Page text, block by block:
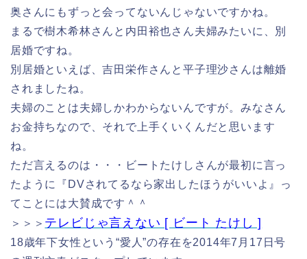
奥さんにもずっと会ってないんじゃないですかね。
まるで樹木希林さんと内田裕也さん夫婦みたいに、別
居婚ですね。
別居婚といえば、吉田栄作さんと平子理沙さんは離婚
されましたね。
夫婦のことは夫婦しかわからないんですが。みなさん
お金持ちなので、それで上手くいくんだと思います
ね。
ただ言えるのは・・・ビートたけしさんが最初に言っ
たように『DVされてるなら家出したほうがいいよ』っ
てことには大賛成です＾＾
＞＞＞ テレビじゃ言えない [ ビート たけし ]
18歳年下女性という“愛人”の存在を2014年7月17日号